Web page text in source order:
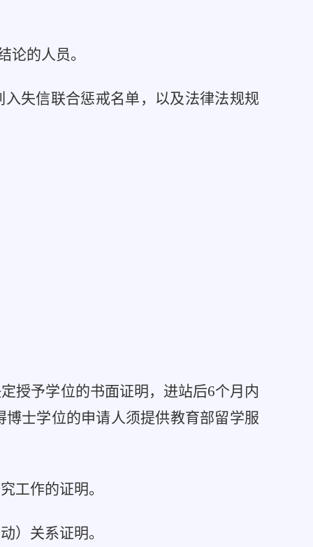
论的人员。
失信联合惩戒名单，以及法律法规规
授予学位的书面证明，进站后6个月内
士学位的申请人须提供教育部留学服
工作的证明。
）关系证明。